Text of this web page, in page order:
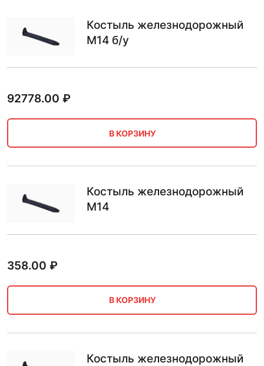
Костыль железнодорожный
М14 б/у
92778.00 ₽
В КОРЗИНУ
Костыль железнодорожный
М14
358.00 ₽
В КОРЗИНУ
Костыль железнодорожный